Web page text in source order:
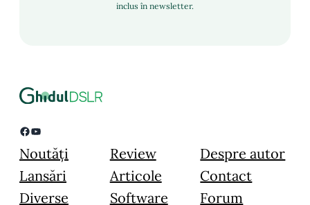
inclus în newsletter.
Facebook YouTube
Noutăți
Lansări
Diverse
Review
Articole
Software
Despre autor
Contact
Forum